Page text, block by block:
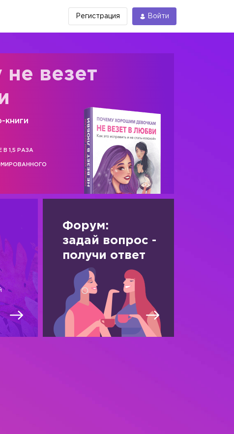
Регистрация Войти
не везет
книги
1,5 РАЗА
Форум:
задай вопрос -
получи ответ